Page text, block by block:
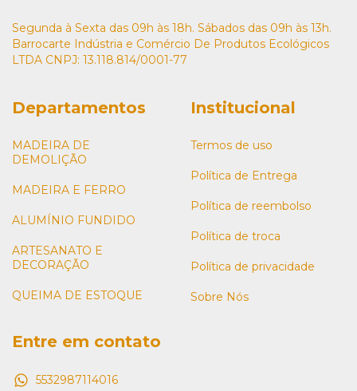
Segunda à Sexta das 09h às 18h. Sábados das 09h às 13h.
Barrocarte Indústria e Comércio De Produtos Ecológicos
LTDA CNPJ: 13.118.814/0001-77
Departamentos
MADEIRA DE
DEMOLIÇÃO
MADEIRA E FERRO
ALUMÍNIO FUNDIDO
ARTESANATO E
DECORAÇÃO
QUEIMA DE ESTOQUE
Institucional
Termos de uso
Política de Entrega
Política de reembolso
Política de troca
Política de privacidade
Sobre Nós
Entre em contato
5532987114016